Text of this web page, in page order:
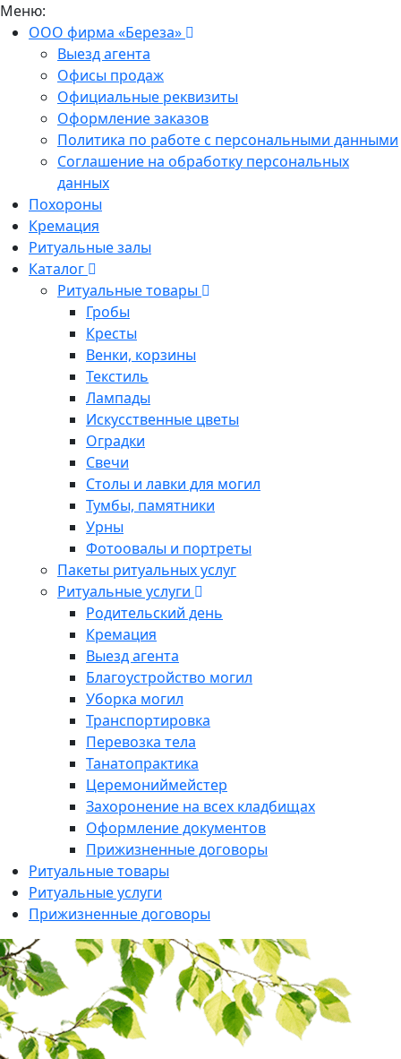
Меню:
ООО фирма «Береза»
Выезд агента
Офисы продаж
Официальные реквизиты
Оформление заказов
Политика по работе с персональными данными
Соглашение на обработку персональных
данных
Похороны
Кремация
Ритуальные залы
Каталог
Ритуальные товары
Гробы
Кресты
Венки, корзины
Текстиль
Лампады
Искусственные цветы
Оградки
Свечи
Столы и лавки для могил
Тумбы, памятники
Урны
Фотоовалы и портреты
Пакеты ритуальных услуг
Ритуальные услуги
Родительский день
Кремация
Выезд агента
Благоустройство могил
Уборка могил
Транспортировка
Перевозка тела
Танатопрактика
Церемониймейстер
Захоронение на всех кладбищах
Оформление документов
Прижизненные договоры
Ритуальные товары
Ритуальные услуги
Прижизненные договоры